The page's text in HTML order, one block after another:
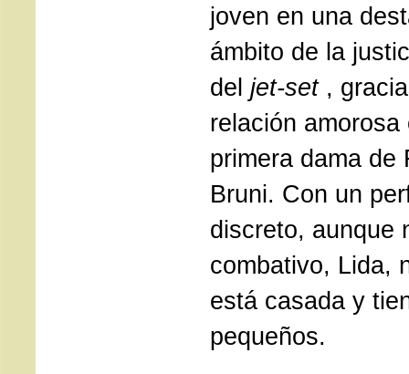
joven en una
ámbito de la
del jet-set,
relación
primera dama de
Bruni. Con un
discreto, aunque
combativo, Lida,
está casada y
pequeños.